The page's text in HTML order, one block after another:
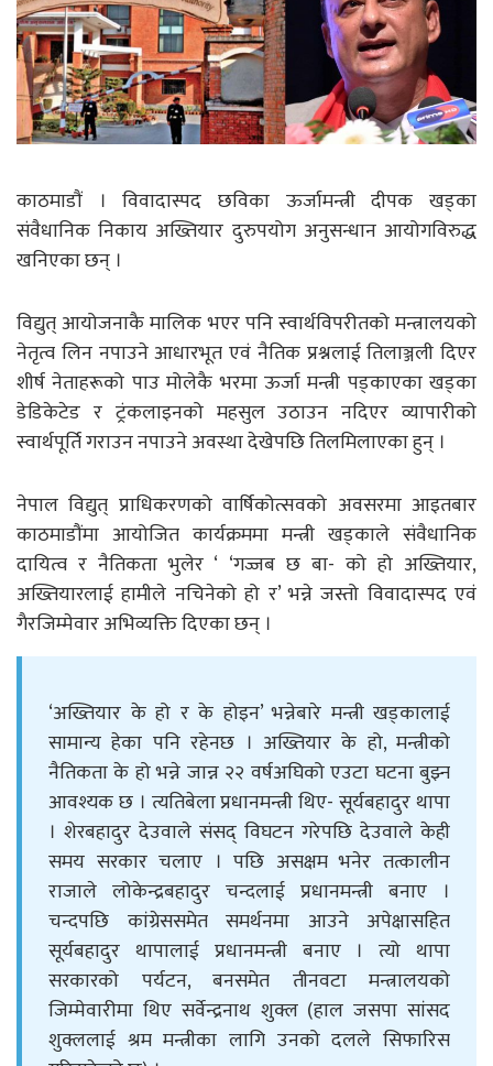
काठमाडाैं । विवादास्पद छविका ऊर्जामन्त्री दीपक खड्का
संवैधानिक निकाय अख्तियार दुरुपयोग अनुसन्धान आयोगविरुद्ध
खनिएका छन् ।
विद्युत् आयोजनाकै मालिक भएर पनि स्वार्थविपरीतको मन्त्रालयको
नेतृत्व लिन नपाउने आधारभूत एवं नैतिक प्रश्नलाई तिलाञ्जली दिएर
शीर्ष नेताहरूको पाउ मोलेकै भरमा ऊर्जा मन्त्री पड्काएका खड्का
डेडिकेटेड र ट्रंकलाइनको महसुल उठाउन नदिएर व्यापारीको
स्वार्थपूर्ति गराउन नपाउने अवस्था देखेपछि तिलमिलाएका हुन् ।
नेपाल विद्युत् प्राधिकरणको वार्षिकोत्सवको अवसरमा आइतबार
काठमाडौंमा आयोजित कार्यक्रममा मन्त्री खड्काले संवैधानिक
दायित्व र नैतिकता भुलेर ‘ ‘गज्जब छ बा- को हो अख्तियार,
अख्तियारलाई हामीले नचिनेको हो र’ भन्ने जस्तो विवादास्पद एवं
गैरजिम्मेवार अभिव्यक्ति दिएका छन् ।
‘अख्तियार के हो र के होइन’ भन्नेबारे मन्त्री खड्कालाई
सामान्य हेका पनि रहेनछ । अख्तियार के हो, मन्त्रीको
नैतिकता के हो भन्ने जान्न २२ वर्षअघिको एउटा घटना बुझ्न
आवश्यक छ । त्यतिबेला प्रधानमन्त्री थिए- सूर्यबहादुर थापा
। शेरबहादुर देउवाले संसद् विघटन गरेपछि देउवाले केही
समय सरकार चलाए । पछि असक्षम भनेर तत्कालीन
राजाले लोकेन्द्रबहादुर चन्दलाई प्रधानमन्त्री बनाए ।
चन्दपछि कांग्रेससमेत समर्थनमा आउने अपेक्षासहित
सूर्यबहादुर थापालाई प्रधानमन्त्री बनाए । त्यो थापा
सरकारको पर्यटन, बनसमेत तीनवटा मन्त्रालयको
जिम्मेवारीमा थिए सर्वेन्द्रनाथ शुक्ल (हाल जसपा सांसद
शुक्ललाई श्रम मन्त्रीका लागि उनको दलले सिफारिस